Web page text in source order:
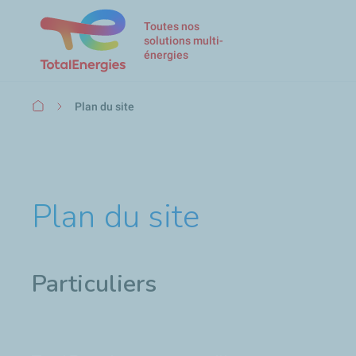
Toutes nos
solutions multi-
énergies
Fil
Plan du site
Plan du site
Particuliers